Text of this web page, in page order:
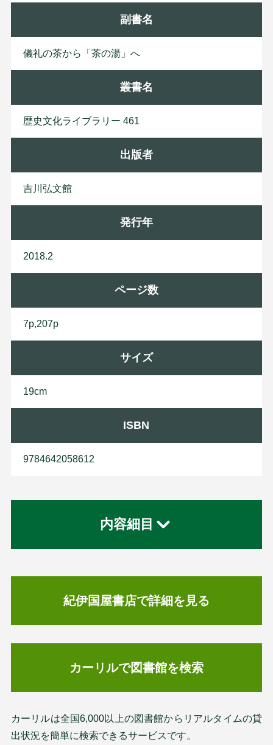
副書名
儀礼の茶から「茶の湯」へ
叢書名
歴史文化ライブラリー 461
出版者
吉川 弘文館
発行年
2018.2
ページ数
7p,207p
サイズ
19cm
ISBN
9784642058612
内容細目
紀伊国屋書店で詳細を見る
カーリルで図書館を検索
カーリルは全国6,000以上の図書館からリアルタイムの貸
出状況を簡単に検索できるサービスです。